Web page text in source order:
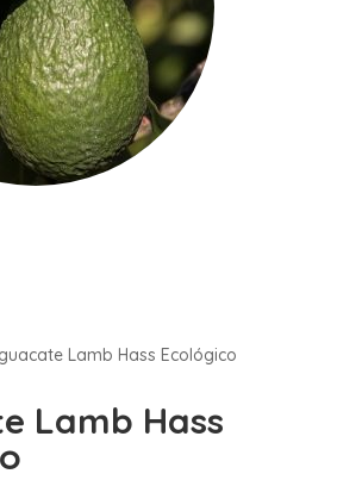
Lamb Hass Ecológico
Lamb Hass